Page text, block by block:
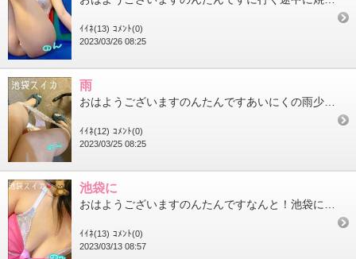
ｲｲﾈ(13) ｺﾒﾝﾄ(0)
2023/03/26 08:25
雨
ｲｲﾈ(12) ｺﾒﾝﾄ(0)
2023/03/25 08:25
池袋に
ｲｲﾈ(13) ｺﾒﾝﾄ(0)
2023/03/13 08:57